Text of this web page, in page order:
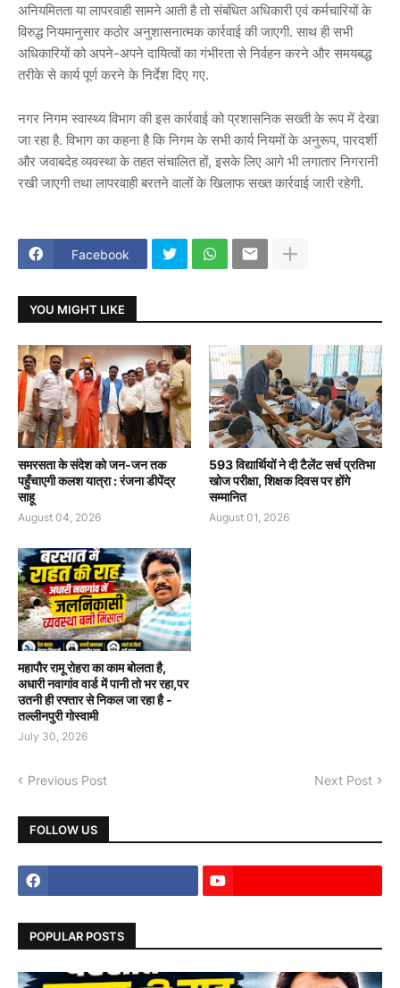
अनियमितता या लापरवाही सामने आती है तो संबंधित अधिकारी एवं कर्मचारियों के
विरुद्ध नियमानुसार कठोर अनुशासनात्मक कार्रवाई की जाएगी. साथ ही सभी
अधिकारियों को अपने-अपने दायित्वों का गंभीरता से निर्वहन करने और समयबद्ध
तरीके से कार्य पूर्ण करने के निर्देश दिए गए.
नगर निगम स्वास्थ्य विभाग की इस कार्रवाई को प्रशासनिक सख्ती के रूप में देखा
जा रहा है. विभाग का कहना है कि निगम के सभी कार्य नियमों के अनुरूप, पारदर्शी
और जवाबदेह व्यवस्था के तहत संचालित हों, इसके लिए आगे भी लगातार निगरानी
रखी जाएगी तथा लापरवाही बरतने वालों के खिलाफ सख्त कार्रवाई जारी रहेगी.
Facebook
YOU MIGHT LIKE
समरसता के संदेश को जन-जन तक
पहुँचाएगी कलश यात्रा : रंजना डीपेंद्र
साहू
August 04, 2026
593 विद्यार्थियों ने दी टैलेंट सर्च प्रतिभा
खोज परीक्षा, शिक्षक दिवस पर होंगे
सम्मानित
August 01, 2026
महापौर रामू रोहरा का काम बोलता है,
अधारी नवागांव वार्ड में पानी तो भर रहा,पर
उतनी ही रफ्तार से निकल जा रहा है -
तल्लीनपुरी गोस्वामी
July 30, 2026
Previous Post Next Post
FOLLOW US
POPULAR POSTS